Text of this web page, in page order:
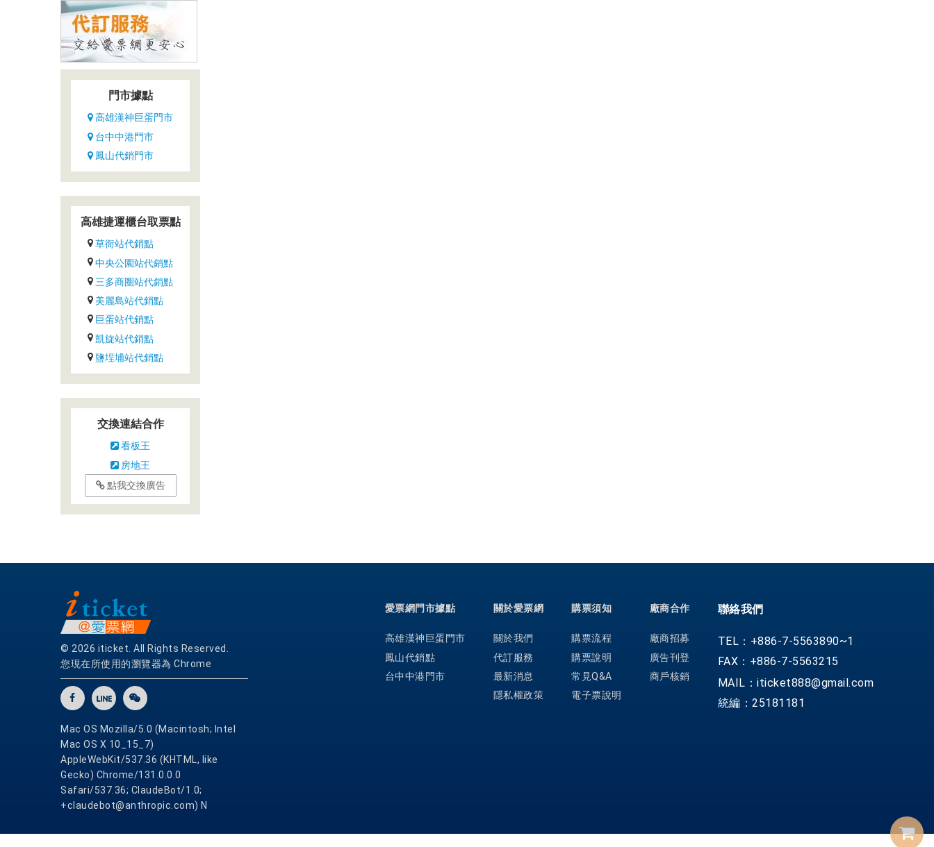
門市據點
高雄漢神巨蛋門市
台中中港門市
鳳山代銷門市
高雄捷運櫃台取票點
草衙站代銷點
中央公園站代銷點
三多商圈站代銷點
美麗島站代銷點
巨蛋站代銷點
凱旋站代銷點
鹽埕埔站代銷點
交換連結合作
看板王
房地王
點我交換廣告
© 2026 iticket. All Rights Reserved.
您現在所使用的瀏覽器為 Chrome
Mac OS Mozilla/5.0 (Macintosh; Intel
Mac OS X 10_15_7)
AppleWebKit/537.36 (KHTML, like
Gecko) Chrome/131.0.0.0
Safari/537.36; ClaudeBot/1.0;
+claudebot@anthropic.com) N
聯絡我們
TEL：+886-7-5563890~1
FAX：+886-7-5563215
MAIL：iticket888@gmail.com
統編：25181181
廠商合作
廠商招募
廣告刊登
商戶核銷
購票須知
購票流程
購票說明
常見Q&A
電子票說明
關於愛票網
關於我們
代訂服務
最新消息
隱私權政策
愛票網門市據點
高雄漢神巨蛋門市
鳳山代銷點
台中中港門市